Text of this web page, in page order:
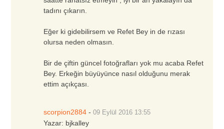
tadını çıkarın.
Eğer ki gidebilirsem ve Refet Bey in de rızası
olursa neden olmasın.
Bir de çiftin güncel fotoğrafları yok mu acaba Refet
Bey. Erkeğin büyüyünce nasıl olduğunu merak
ettim açıkçası.
scorpion2884 -09 Eylül 2016 13:55
Yazar: bjkalley